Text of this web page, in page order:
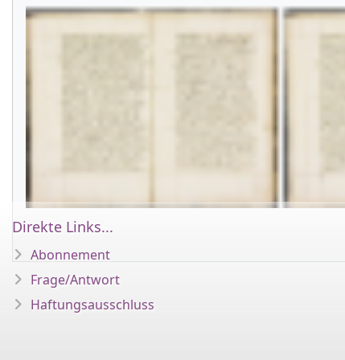
Direkte Links...
Abonnement
Frage/Antwort
Haftungsausschluss